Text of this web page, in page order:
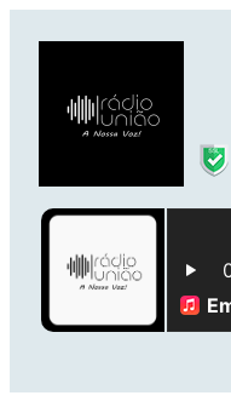
para
conteúdo